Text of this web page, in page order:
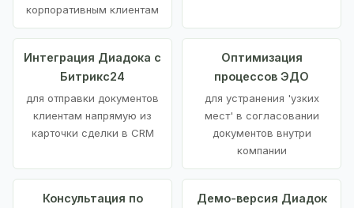
корпоративным клиентам
Интеграция Диадока с
Битрикс24
для отправки документов
клиентам напрямую из
карточки сделки в CRM
Оптимизация
процессов ЭДО
для устранения 'узких
мест' в согласовании
документов внутри
компании
Консультация по
Демо-версия Диадок